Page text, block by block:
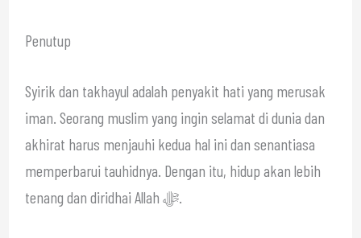
Penutup
Syirik dan takhayul adalah penyakit hati yang merusak
iman. Seorang muslim yang ingin selamat di dunia dan
akhirat harus menjauhi kedua hal ini dan senantiasa
memperbarui tauhidnya. Dengan itu, hidup akan lebih
tenang dan diridhai Allah ﷻ.